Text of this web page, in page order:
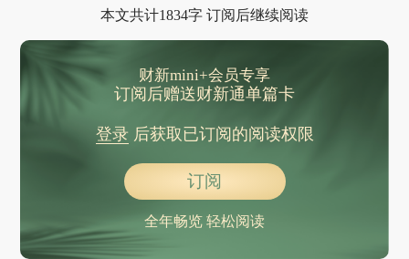
本文共计1834字 订阅后继续阅读
财新mini+会员专享
订阅后赠送财新通单篇卡
登录后获取已订阅的阅读权限
订阅
全年畅览 轻松阅读